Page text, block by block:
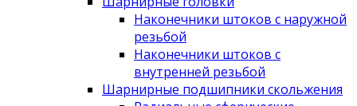
Наконечники штоков с наружной
резьбой
Наконечники штоков с
внутренней резьбой
Шарнирные подшипники скольжения